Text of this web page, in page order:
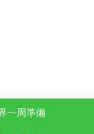
一周準備